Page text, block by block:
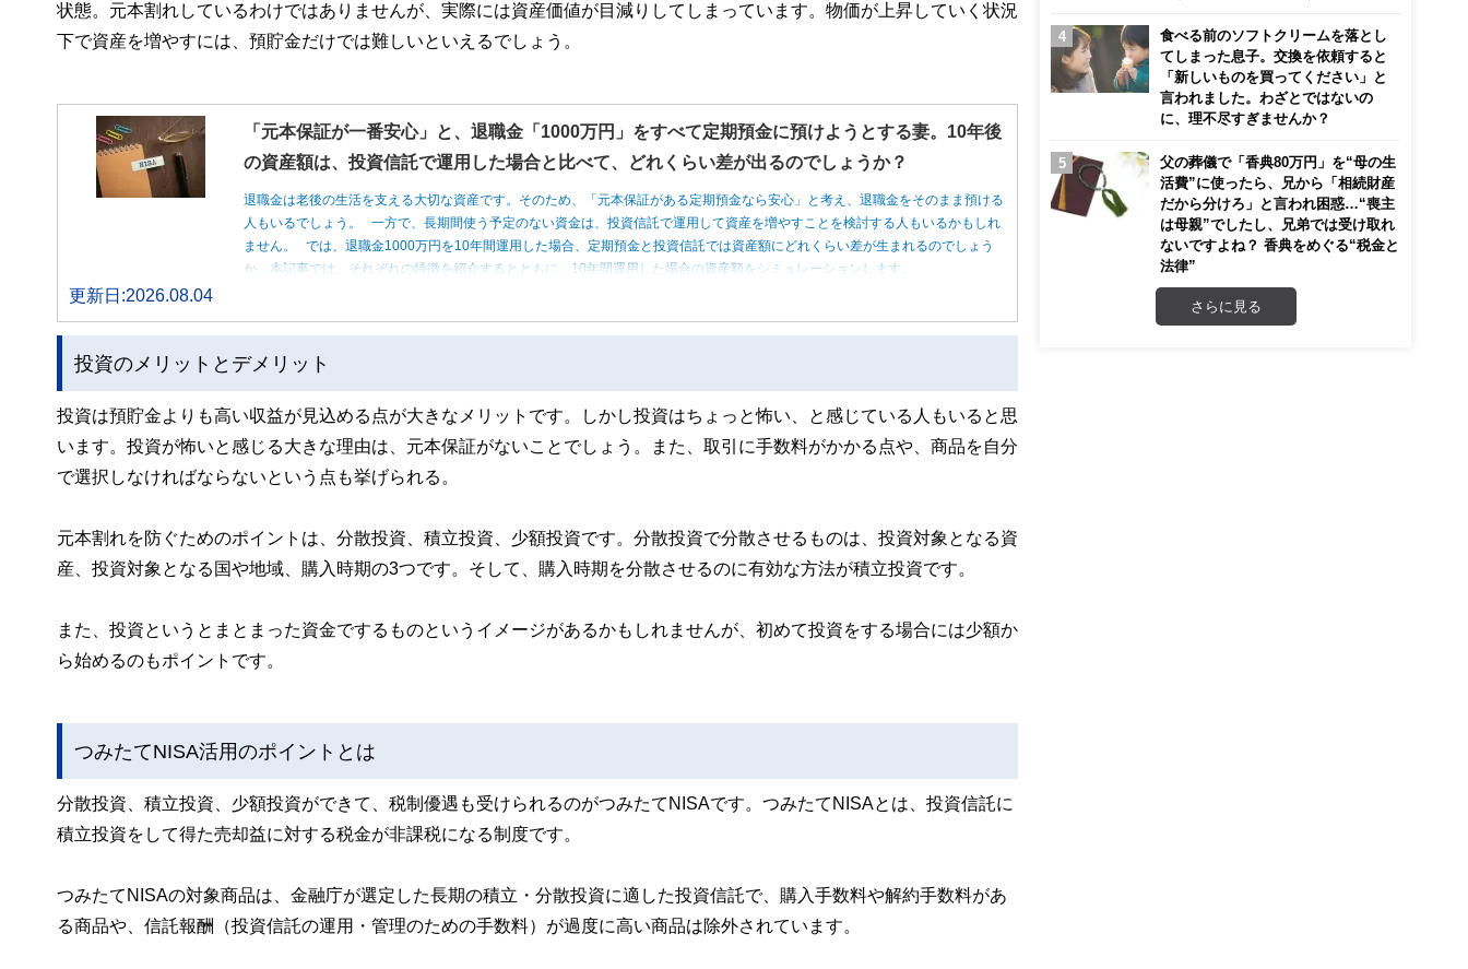
状態。元本割れしているわけではありませんが、実際には資産価値が目減りしてしまっています。物価が上昇していく状況
下で資産を増やすには、預貯金だけでは難しいといえるでしょう。
「元本保証が一番安心」と、退職金「1000万円」をすべて定期預金に預けようとする妻。10年後
の資産額は、投資信託で運用した場合と比べて、どれくらい差が出るのでしょうか？
退職金は老後の生活を支える大切な資産です。そのため、「元本保証がある定期預金なら安心」と考え、退職金をそのまま預ける
人もいるでしょう。 一方で、長期間使う予定のない資金は、投資信託で運用して資産を増やすことを検討する人もいるかもしれ
ません。 では、退職金1000万円を10年間運用した場合、定期預金と投資信託では資産額にどれくらい差が生まれるのでしょう
か。本記事では、それぞれの特徴を紹介するとともに、10年間運用した場合の資産額をシミュレーションします。
更新日:2026.08.04
投資のメリットとデメリット
投資は預貯金よりも高い収益が見込める点が大きなメリットです。しかし投資はちょっと怖い、と感じている人もいると思
います。投資が怖いと感じる大きな理由は、元本保証がないことでしょう。また、取引に手数料がかかる点や、商品を自分
で選択しなければならないという点も挙げられる。
元本割れを防ぐためのポイントは、分散投資、積立投資、少額投資です。分散投資で分散させるものは、投資対象となる資
産、投資対象となる国や地域、購入時期の3つです。そして、購入時期を分散させるのに有効な方法が積立投資です。
また、投資というとまとまった資金でするものというイメージがあるかもしれませんが、初めて投資をする場合には少額か
ら始めるのもポイントです。
つみたてNISA活用のポイントとは
分散投資、積立投資、少額投資ができて、税制優遇も受けられるのがつみたてNISAです。つみたてNISAとは、投資信託に
積立投資をして得た売却益に対する税金が非課税になる制度です。
つみたてNISAの対象商品は、金融庁が選定した長期の積立・分散投資に適した投資信託で、購入手数料や解約手数料があ
る商品や、信託報酬（投資信託の運用・管理のための手数料）が過度に高い商品は除外されています。
食べる前のソフトクリームを落とし
てしまった息子。交換を依頼すると
「新しいものを買ってください」と
言われました。わざとではないの
に、理不尽すぎませんか？
父の葬儀で「香典80万円」を“母の生
活費”に使ったら、兄から「相続財産
だから分けろ」と言われ困惑…“喪主
は母親”でしたし、兄弟では受け取れ
ないですよね？ 香典をめぐる“税金と
法律”
さらに見る